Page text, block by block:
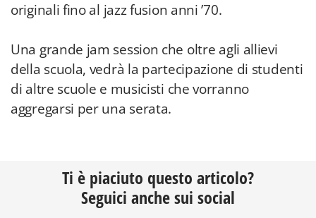
originali fino al jazz fusion anni ’70.
Una grande jam session che oltre agli allievi
della scuola, vedrà la partecipazione di studenti
di altre scuole e musicisti che vorranno
aggregarsi per una serata.
Ti è piaciuto questo articolo?
Seguici anche sui social